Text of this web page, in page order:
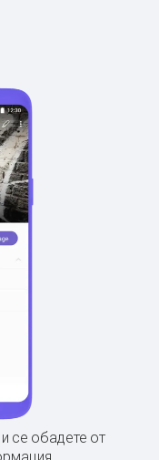
се обадете от